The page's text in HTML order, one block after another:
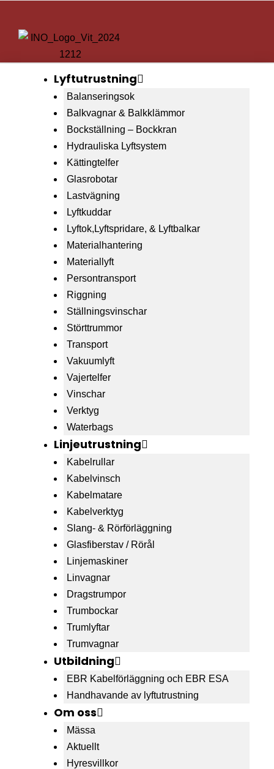
Lyftutrustning
Balanseringsok
Balkvagnar & Balkklämmor
Bockställning – Bockkran
Hydrauliska Lyftsystem
Kättingtelfer
Glasrobotar
Lastvägning
Lyftkuddar
Lyftok,Lyftspridare, & Lyftbalkar
Materialhantering
Materiallyft
Persontransport
Riggning
Ställningsvinschar
Störttrummor
Transport
Vakuumlyft
Vajertelfer
Vinschar
Verktyg
Waterbags
Linjeutrustning
Kabelrullar
Kabelvinsch
Kabelmatare
Kabelverktyg
Slang- & Rörförläggning
Glasfiberstav / Rörål
Linjemaskiner
Linvagnar
Dragstrumpor
Trumbockar
Trumlyftar
Trumvagnar
Utbildning
EBR Kabelförläggning och EBR ESA
Handhavande av lyftutrustning
Om oss
Mässa
Aktuellt
Hyresvillkor